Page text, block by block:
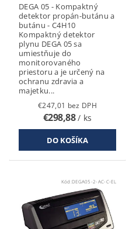
DEGA 05 - Kompaktný
detektor propán-butánu a
butánu - C4H10
Kompaktný detektor
plynu DEGA 05 sa
umiestňuje do
monitorovaného
priestoru a je určený na
ochranu zdravia a
majetku...
€247,01 bez DPH
€298,88/ ks
Kód: DEGA05-2-AC-C-EL